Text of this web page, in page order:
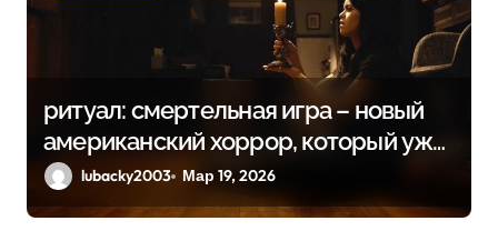
ритуал: смертельная игра – новый
американский хоррор, который уже
ждут зрители
lubacky2003 Мар 19, 2026